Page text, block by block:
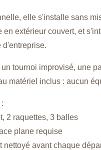
elle s'installe sans
en extérieur couvert, et
d'entreprise.
tournoi improvisé, une
matériel inclus : aucun
2 raquettes, 3 balles
plane requise
nettoyé avant chaque